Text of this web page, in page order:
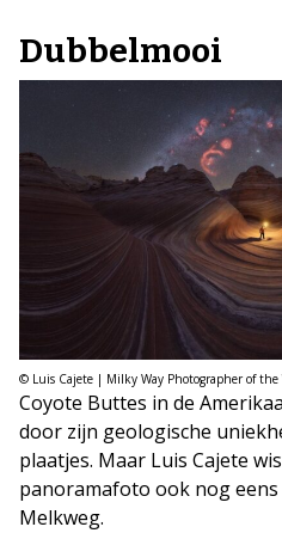
Dubbelmooi
© Luis Cajete | Milky Way Photographer of the
Coyote Buttes in de
door zijn geologische
plaatjes. Maar Luis Cajete
panoramafoto ook nog
Melkweg.